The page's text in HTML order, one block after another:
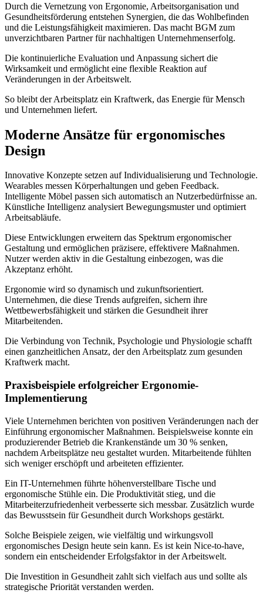
Durch die Vernetzung von Ergonomie, Arbeitsorganisation und
Gesundheitsförderung entstehen Synergien, die das Wohlbefinden
und die Leistungsfähigkeit maximieren. Das macht BGM zum
unverzichtbaren Partner für nachhaltigen Unternehmenserfolg.
Die kontinuierliche Evaluation und Anpassung sichert die
Wirksamkeit und ermöglicht eine flexible Reaktion auf
Veränderungen in der Arbeitswelt.
So bleibt der Arbeitsplatz ein Kraftwerk, das Energie für Mensch
und Unternehmen liefert.
Moderne Ansätze für ergonomisches
Design
Innovative Konzepte setzen auf Individualisierung und Technologie.
Wearables messen Körperhaltungen und geben Feedback.
Intelligente Möbel passen sich automatisch an Nutzerbedürfnisse an.
Künstliche Intelligenz analysiert Bewegungsmuster und optimiert
Arbeitsabläufe.
Diese Entwicklungen erweitern das Spektrum ergonomischer
Gestaltung und ermöglichen präzisere, effektivere Maßnahmen.
Nutzer werden aktiv in die Gestaltung einbezogen, was die
Akzeptanz erhöht.
Ergonomie wird so dynamisch und zukunftsorientiert.
Unternehmen, die diese Trends aufgreifen, sichern ihre
Wettbewerbsfähigkeit und stärken die Gesundheit ihrer
Mitarbeitenden.
Die Verbindung von Technik, Psychologie und Physiologie schafft
einen ganzheitlichen Ansatz, der den Arbeitsplatz zum gesunden
Kraftwerk macht.
Praxisbeispiele erfolgreicher Ergonomie-
Implementierung
Viele Unternehmen berichten von positiven Veränderungen nach der
Einführung ergonomischer Maßnahmen. Beispielsweise konnte ein
produzierender Betrieb die Krankenstände um 30 % senken,
nachdem Arbeitsplätze neu gestaltet wurden. Mitarbeitende fühlten
sich weniger erschöpft und arbeiteten effizienter.
Ein IT-Unternehmen führte höhenverstellbare Tische und
ergonomische Stühle ein. Die Produktivität stieg, und die
Mitarbeiterzufriedenheit verbesserte sich messbar. Zusätzlich wurde
das Bewusstsein für Gesundheit durch Workshops gestärkt.
Solche Beispiele zeigen, wie vielfältig und wirkungsvoll
ergonomisches Design heute sein kann. Es ist kein Nice-to-have,
sondern ein entscheidender Erfolgsfaktor in der Arbeitswelt.
Die Investition in Gesundheit zahlt sich vielfach aus und sollte als
strategische Priorität verstanden werden.